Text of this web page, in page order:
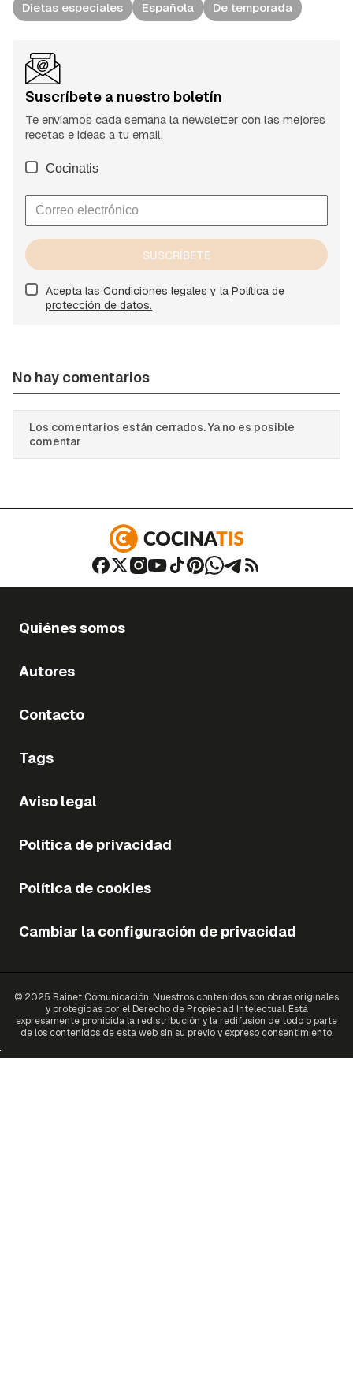
Dietas especiales
Española De temporada
Suscríbete a nuestro boletín
Te enviamos cada semana la newsletter con las mejores
recetas e ideas a tu email.
Cocinatis
SUSCRÍBETE
Acepta las Condiciones legales y la Política de
protección de datos.
No hay comentarios
Los comentarios están cerrados. Ya no es posible
comentar
Quiénes somos
Autores
Contacto
Tags
Aviso legal
Política de privacidad
Política de cookies
Cambiar la configuración de privacidad
© 2025 Bainet Comunicación. Nuestros contenidos son obras originales
y protegidas por el Derecho de Propiedad Intelectual. Está
expresamente prohibida la redistribución y la redifusión de todo o parte
de los contenidos de esta web sin su previo y expreso consentimiento.